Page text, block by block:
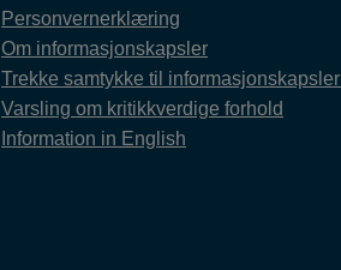
Personvernerklæring
Om informasjonskapsler
Trekke samtykke til
Varsling om kritikkverdige forhold
Information in English